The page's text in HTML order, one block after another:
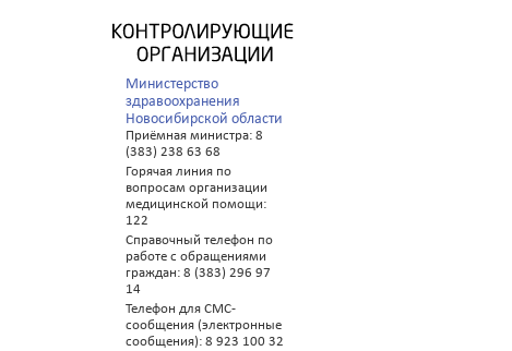
Министерство
здравоохранения
Новосибирской области
Приёмная министра: 8
(383) 238 63 68
Горячая линия по
вопросам организации
медицинской помощи:
122
Справочный телефон по
работе с обращениями
граждан: 8 (383) 296 97
14
Телефон для СМС-
сообщения (электронные
сообщения): 8 923 100 32